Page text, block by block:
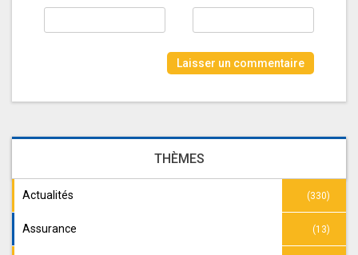
THÈMES
Actualités (330)
Assurance (13)